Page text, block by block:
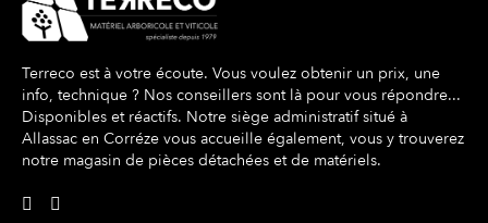
Terreco est à votre écoute. Vous voulez obtenir un prix, une
info, technique ? Nos conseillers sont là pour vous répondre...
Disponibles et réactifs. Notre siège administratif situé à
Allassac en Corréze vous accueille également, vous y trouverez
notre magasin de pièces détachées et de matériels.